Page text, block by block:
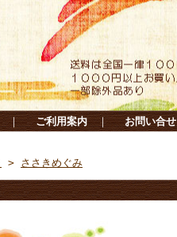
｜ ご利用案内 ｜ お問い合せ
> ささきめぐみ